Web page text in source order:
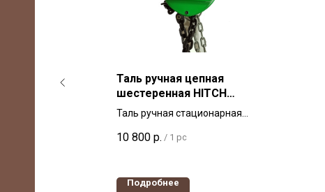
Таль ручная цепная
шестеренная HITCH
СН100 3т 6м
Таль ручная стационарная
высота подъема 6 метров
10 800 р. / 1 pc
Подробнее